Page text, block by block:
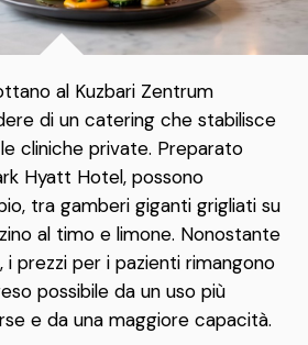
al Kuzbari Zentrum
di un catering che stabilisce
cliniche private. Preparato
Hyatt Hotel, possono
tra gamberi giganti grigliati su
al timo e limone. Nonostante
i prezzi per i pazienti rimangono
possibile da un uso più
e da una maggiore capacità.